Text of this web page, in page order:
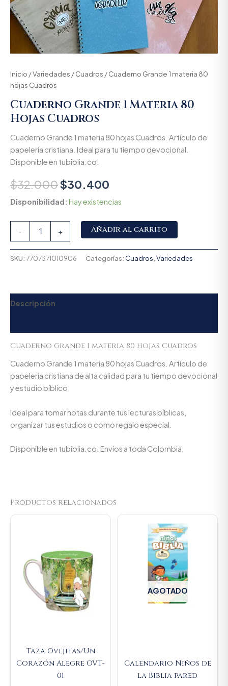
Inicio /Variedades /Cuadros / Cuaderno Grande 1 materia 80
hojas Cuadros
Cuaderno Grande 1 Materia 80
Hojas Cuadros
Cuaderno Grande 1 materia 80 hojas Cuadros. Artículo de
papelería cristiana. Ideal para tu tiempo devocional.
Disponible en tubiblia.co.
$32.000$30.400
Disponibilidad: Hay existencias
- + Añadir al carrito
SKU: 7707371010906 Categorías: Cuadros Variedades
Descripción
Cuaderno Grande 1 materia 80 hojas Cuadros
Cuaderno Grande 1 materia 80 hojas Cuadros. Artículo de
papelería cristiana de alta calidad para tu tiempo devocional
y estudio bíblico.
Ideal para tomar notas durante tus lecturas bíblicas,
organizar tus estudios o como regalo especial.
Disponible en tubiblia.co. Envíos a toda Colombia.
Productos relacionados
Taza Ovejitas/Un
Corazón Alegre OVT-
01
Current
AGOTADO
Calendario Niños de
la Biblia pared